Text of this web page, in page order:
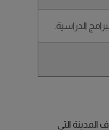
الدراسية.
المدينة التي